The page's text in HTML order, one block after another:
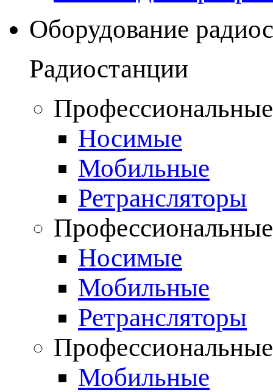
Оборудование
Радиостанции
Носимые
Мобильные
Ретрансляторы
Носимые
Мобильные
Ретрансляторы
Мобильные